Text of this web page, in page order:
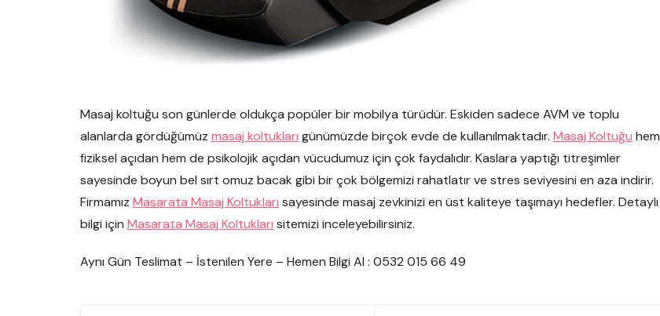
Masaj koltuğu son günlerde oldukça popüler bir mobilya türüdür. Eskiden sadece AVM ve toplu
alanlarda gördüğümüz masaj koltukları günümüzde birçok evde de kullanılmaktadır. Masaj Koltuğu hem
fiziksel açıdan hem de psikolojik açıdan vücudumuz için çok faydalıdır. Kaslara yaptığı titreşimler
sayesinde boyun bel sırt omuz bacak gibi bir çok bölgemizi rahatlatır ve stres seviyesini en aza indirir.
Firmamız Masarata Masaj Koltukları sayesinde masaj zevkinizi en üst kaliteye taşımayı hedefler. Detaylı
bilgi için Masarata Masaj Koltukları sitemizi inceleyebilirsiniz.
Aynı Gün Teslimat – İstenilen Yere – Hemen Bilgi Al : 0532 015 66 49